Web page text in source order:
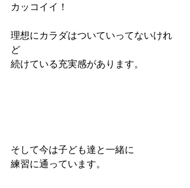
カッコイイ！
理想にカラダはついていってないけれ
ど
続けている充実感があります。
そして今は子ども達と一緒に
練習に通っています。